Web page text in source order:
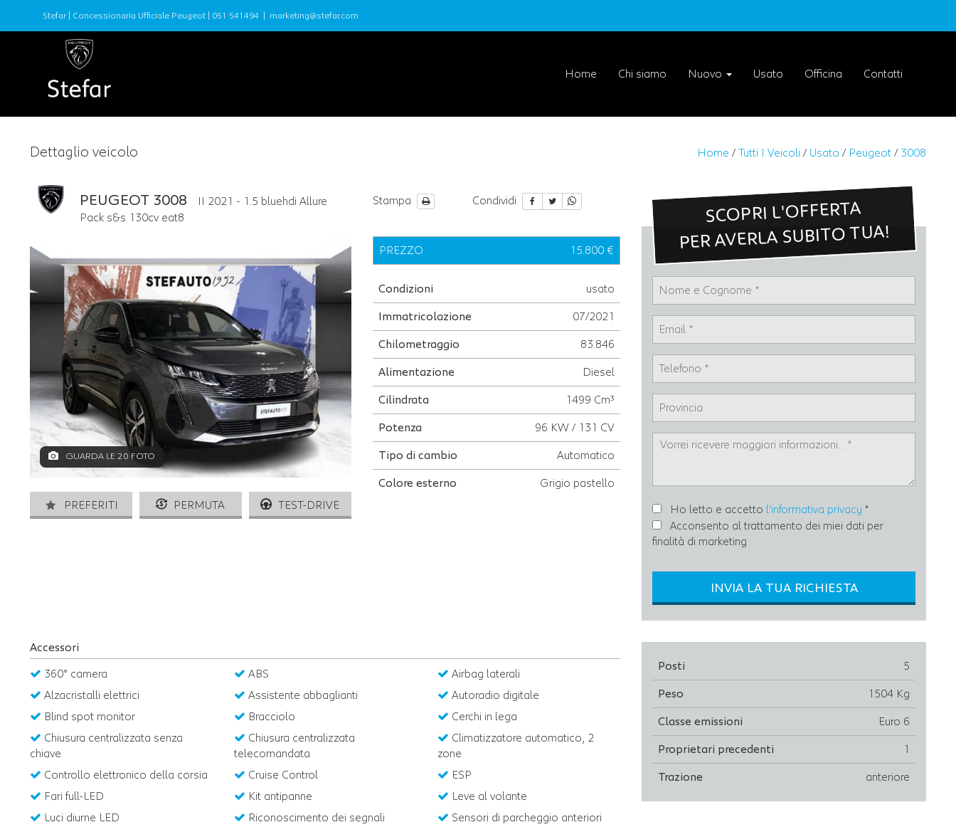
Stefar | Concessionaria Ufficiale Peugeot | 051 541494 marketing@stefar.com
Home Chi siamo Nuovo Usato Officina Contatti
Dettaglio veicolo Home /Tutti I Veicoli / Usato / Peugeot / 3008
PEUGEOT 3008
II 2021 - 1.5 bluehdi Allure
Pack s&s 130cv eat8
Stampa Condividi
GUARDA LE 20 FOTO
PREFERITI PERMUTA TEST-DRIVE
PREZZO 15.800 €
Condizioni usato
Immatricolazione 07/2021
Chilometraggio 83.846
Alimentazione Diesel
Cilindrata 1499 Cm³
Potenza 96 KW / 131 CV
Tipo di cambio Automatico
Colore esterno Grigio pastello
SCOPRI L'OFFERTA
PER AVERLA SUBITO TUA!
Ho letto e accetto l'informativa privacy *
Acconsento al trattamento dei miei dati per
finalità di marketing
INVIA LA TUA RICHIESTA
Accessori
360° camera
Alzacristalli elettrici
Blind spot monitor
Chiusura centralizzata senza
chiave
Controllo elettronico della corsia
Fari full-LED
Luci diurne LED
ABS
Assistente abbaglianti
Bracciolo
Chiusura centralizzata
telecomandata
Cruise Control
Kit antipanne
Riconoscimento dei segnali
Airbag laterali
Autoradio digitale
Cerchi in lega
Climatizzatore automatico, 2
zone
ESP
Leve al volante
Sensori di parcheggio anteriori
Posti 5
Peso 1504 Kg
Classe emissioni Euro 6
Proprietari precedenti 1
Trazione anteriore